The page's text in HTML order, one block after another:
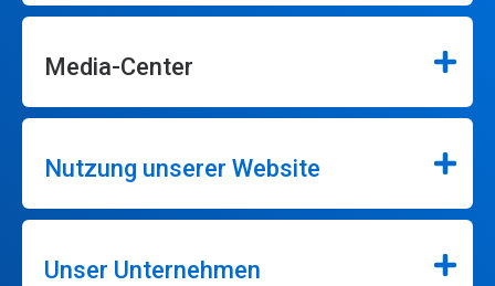
Media-Center
Nutzung unserer Website
Unser Unternehmen